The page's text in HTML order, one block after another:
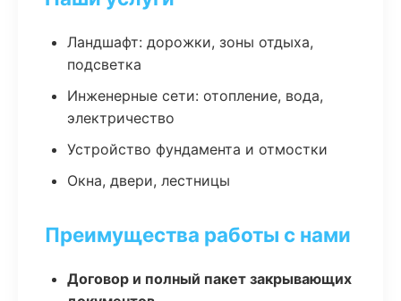
Ландшафт: дорожки, зоны отдыха,
подсветка
Инженерные сети: отопление, вода,
электричество
Устройство фундамента и отмостки
Окна, двери, лестницы
Преимущества работы с нами
Договор и полный пакет закрывающих